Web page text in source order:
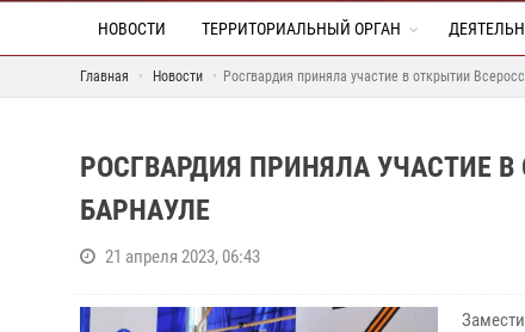
НОВОСТИ ТЕРРИТОРИАЛЬНЫЙ ОРГАН
Главная Новости Росгвардия приняла участие в открытии
РОСГВАРДИЯ ПРИНЯЛА УЧАСТИЕ
БАРНАУЛЕ
21 апреля 2023, 06:43